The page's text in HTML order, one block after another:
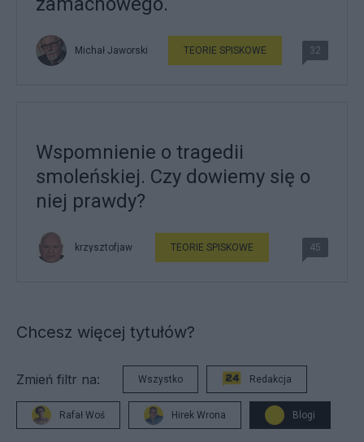
Michał Jaworski TEORIE SPISKOWE 32
Wspomnienie o tragedii
smoleńskiej. Czy dowiemy się o
niej prawdy?
krzysztofjaw TEORIE SPISKOWE 45
Chcesz więcej tytułów?
Zmień filtr na: Wszystko Redakcja
Rafał Woś Hirek Wrona Blogi